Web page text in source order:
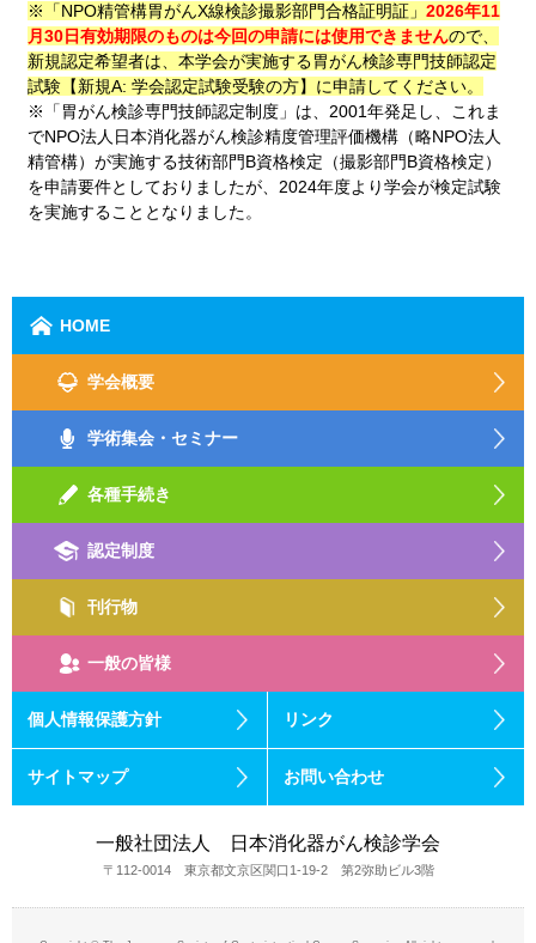
※「NPO精管構胃がんX線検診撮影部門合格証明証」 2026年11
月30日有効期限のものは今回の申請には使用できませんので、
新規認定希望者は、本学会が実施する胃がん検診専門技師認定
試験【新規A: 学会認定試験受験の方】に申請してください。
※「胃がん検診専門技師認定制度」は、2001年発足し、これま
でNPO法人日本消化器がん検診精度管理評価機構（略NPO法人
精管構）が実施する技術部門B資格検定（撮影部門B資格検定）
を申請要件としておりましたが、2024年度より学会が検定試験
を実施することとなりました。
HOME
学会概要
学術集会・セミナー
各種手続き
認定制度
刊行物
一般の皆様
個人情報保護方針 リンク
サイトマップ お問い合わせ
一般社団法人 日本消化器がん検診学会
〒112-0014 東京都文京区関口1-19-2 第2弥助ビル3階